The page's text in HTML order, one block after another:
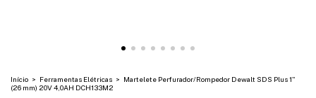
Início > Ferramentas Elétricas > Martelete Perfurador/Rompedor Dewalt SDS Plus 1''
(26 mm) 20V 4,0AH DCH133M2